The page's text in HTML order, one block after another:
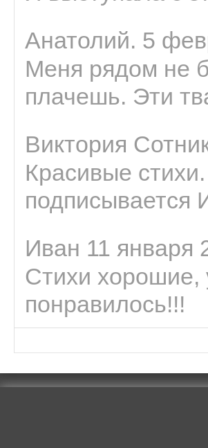
Анатолий. 5
Меня рядом не
плачешь. Эти
Виктория
Красивые
подписывается
Иван 11 января
Стихи хорошие,
понравилось!!!